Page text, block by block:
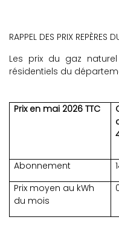
RAPPEL DES PRIX REPÈRES
Les prix du gaz
résidentiels du
Prix en mai 2026 TTC
Abonnement
Prix moyen au kWh
du mois